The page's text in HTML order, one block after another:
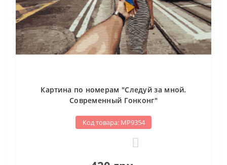
Картина по номерам "Следуй за мной.
Современный Гонконг"
Код товара: МР9354